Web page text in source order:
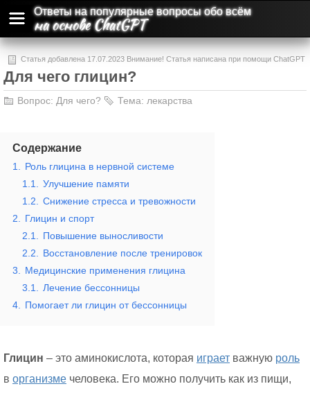
Ответы на популярные вопросы обо всём
на основе ChatGPT
Статья добавлена 17.07.2023 Внимание! Статья написана при помощи ChatGPT
и может содержать ошибки и неточности.
Для чего глицин?
Вопрос: Для чего? Тема: лекарства
Содержание
1.
Роль глицина в нервной системе
1.1.
Улучшение памяти
1.2.
Снижение стресса и тревожности
2.
Глицин и спорт
2.1.
Повышение выносливости
2.2.
Восстановление после тренировок
3.
Медицинские применения глицина
3.1.
Лечение бессонницы
4.
Помогает ли глицин от бессонницы
Глицин – это аминокислота, которая играет важную роль
в организме человека. Его можно получить как из пищи,